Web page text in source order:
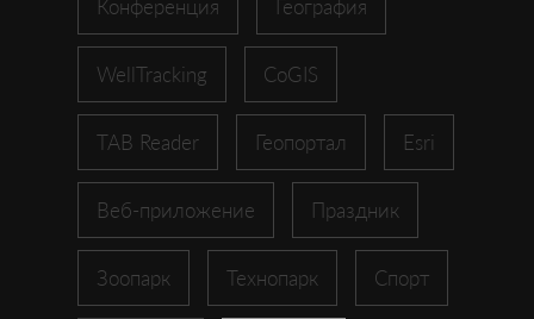
Конференция География
WellTracking CoGIS
TAB Reader Геопортал Esri
Веб-приложение Праздник
Зоопарк Технопарк Спорт